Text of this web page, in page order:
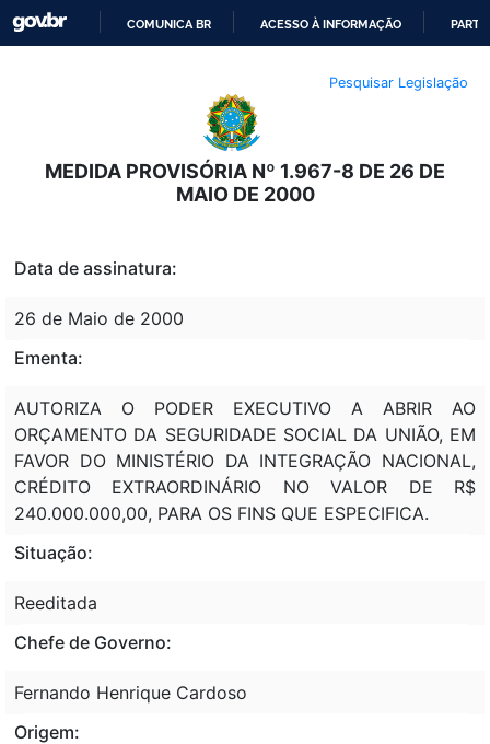
O
CONTEÚDO
COMUNICA BR ACESSO À INFORMAÇÃO
Pesquisar Legislação
MEDIDA PROVISÓRIA Nº 1.967-8 DE 26 DE
MAIO DE 2000
Data de assinatura:
26 de Maio de 2000
Ementa:
AUTORIZA O PODER EXECUTIVO A ABRIR AO
ORÇAMENTO DA SEGURIDADE SOCIAL DA UNIÃO, EM
FAVOR DO MINISTÉRIO DA INTEGRAÇÃO NACIONAL,
CRÉDITO EXTRAORDINÁRIO NO VALOR DE R$
240.000.000,00, PARA OS FINS QUE ESPECIFICA.
Situação:
Reeditada
Chefe de Governo:
Fernando Henrique Cardoso
Origem: